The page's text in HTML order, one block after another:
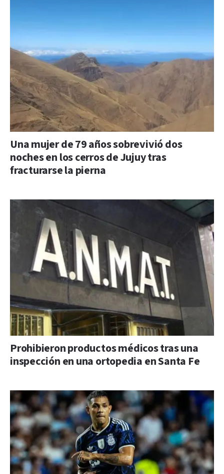
Una mujer de 79 años sobrevivió dos
noches en los cerros de Jujuy tras
fracturarse la pierna
Prohibieron productos médicos tras una
inspección en una ortopedia en Santa Fe